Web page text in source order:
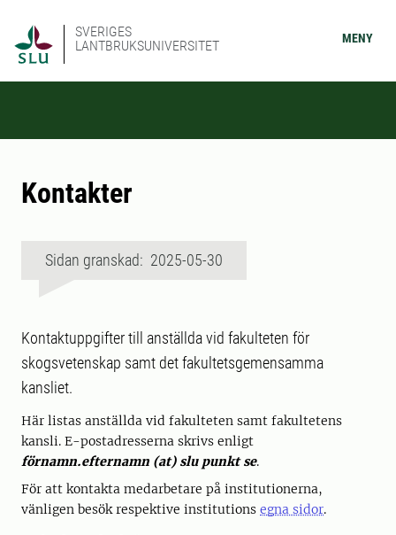
SVERIGES
LANTBRUKSUNIVERSITET
MENY
Kontakter
Sidan granskad: 2025-05-30
Kontaktuppgifter till anställda vid fakulteten för
skogsvetenskap samt det fakultetsgemensamma
kansliet.
Här listas anställda vid fakulteten samt fakultetens
kansli. E-postadresserna skrivs enligt
förnamn.efternamn (at) slu punkt se.
För att kontakta medarbetare på institutionerna,
vänligen besök respektive institutions egna sidor.